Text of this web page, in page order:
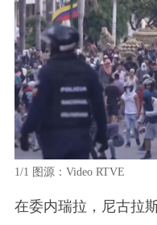
1/1 图源：Video RTVE
在委内瑞拉，尼古拉